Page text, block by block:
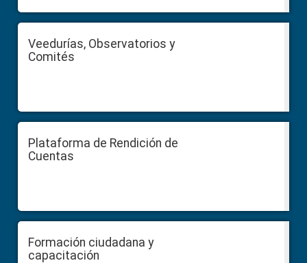
Veedurías, Observatorios y
Comités
Plataforma de Rendición de
Cuentas
Formación ciudadana y
capacitación